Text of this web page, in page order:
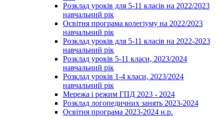
Розклад уроків для 5-11 класів на 2022/2023
навчальний рік
Освітня програма колегіуму на 2022/2023
навчальний рік
Розклад уроків для 5-11 класів на 2022-2023
навчальний рік
Розклад уроків 5-11 класи, 2023/2024
навчальний рік
Розклад уроків 1-4 класи, 2023/2024
навчальний рік
Мережа і режим ГПД 2023 - 2024
Розклад логопедичних занять 2023-2024
Освітня програма 2023-2024 н.р.